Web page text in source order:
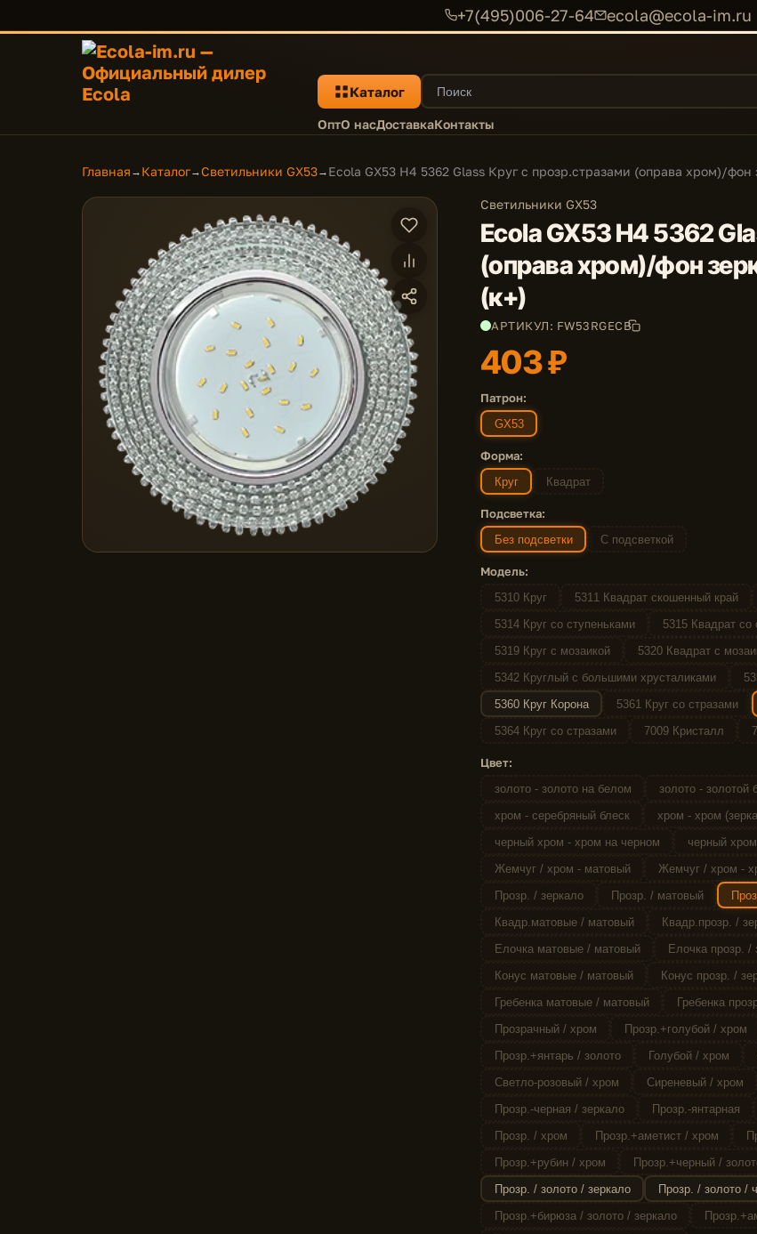
+7(495)006-27-64 ecola@ecola-im.ru
Каталог
ОптО насДоставкаКонтакты
Главная → Каталог→Светильники GX53→ Ecola GX53 H4 5362 Glass Круг с прозр.стразами (оправа хром)/
Светильники GX53
Ecola GX53 H4 5362
(оправа хром)/фон
(к+)
АРТИКУЛ: FW53RGECB
403 ₽
Патрон:
GX53
Форма:
Круг Квадрат
Подсветка:
Без подсветки С подсветкой
Модель:
5310 Круг 5311 Квадрат скошенный край
5314 Круг со ступеньками
5315 Квадрат со
5319 Круг с мозаикой
5320 Квадрат с
5342 Круглый с большими хрусталиками
5360 Круг Корона
5361 Круг со стразами
5364 Круг со стразами
7009 Кристалл
Цвет:
золото - золото на белом золото - золотой
хром - серебряный блеск
хром - хром
черный хром - хром на черном
черный
Жемчуг / хром - матовый
Жемчуг / хром -
Прозр. / зеркало
Прозр. / матовый
Квадр.матовые / матовый
Квадр.прозр. /
Елочка матовые / матовый
Елочка прозр. /
Конус матовые / матовый
Конус прозр. /
Гребенка матовые / матовый
Гребенка
Прозрачный / хром
Прозр.+голубой / хром
Прозр.+янтарь / золото
Голубой / хром
Светло-розовый / хром
Сиреневый / хром
Прозр.-черная / зеркало
Прозр.-янтарная
Прозр. / хром
Прозр.+аметист / хром
Прозр.+рубин / хром
Прозр.+черный /
Прозр. / золото / зеркало
Прозр. / золото /
Прозр.+бирюза / золото / зеркало